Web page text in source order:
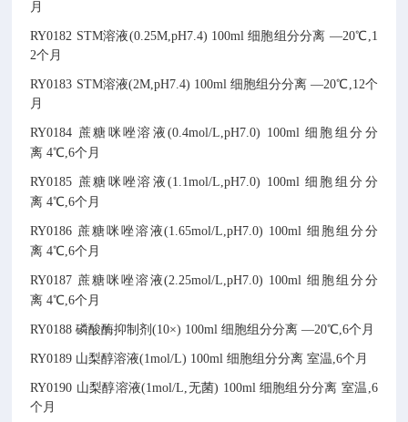
月
RY0182 STM溶液(0.25M,pH7.4) 100ml 细胞组分分离 —20℃,1
2个月
RY0183 STM溶液(2M,pH7.4) 100ml 细胞组分分离 —20℃,12个
月
RY0184 蔗糖咪唑溶液(0.4mol/L,pH7.0) 100ml 细胞组分分
离 4℃,6个月
RY0185 蔗糖咪唑溶液(1.1mol/L,pH7.0) 100ml 细胞组分分
离 4℃,6个月
RY0186 蔗糖咪唑溶液(1.65mol/L,pH7.0) 100ml 细胞组分分
离 4℃,6个月
RY0187 蔗糖咪唑溶液(2.25mol/L,pH7.0) 100ml 细胞组分分
离 4℃,6个月
RY0188 磷酸酶抑制剂(10×) 100ml 细胞组分分离 —20℃,6个月
RY0189 山梨醇溶液(1mol/L) 100ml 细胞组分分离 室温,6个月
RY0190 山梨醇溶液(1mol/L,无菌) 100ml 细胞组分分离 室温,6
个月